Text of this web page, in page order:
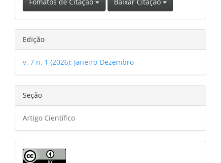
Edição
v. 7 n. 1 (2026): Janeiro-Dezembro
Seção
Artigo Científico